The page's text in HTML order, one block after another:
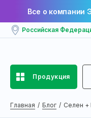
Все о компании
Российская
Продукция
Главная Блог Селен +